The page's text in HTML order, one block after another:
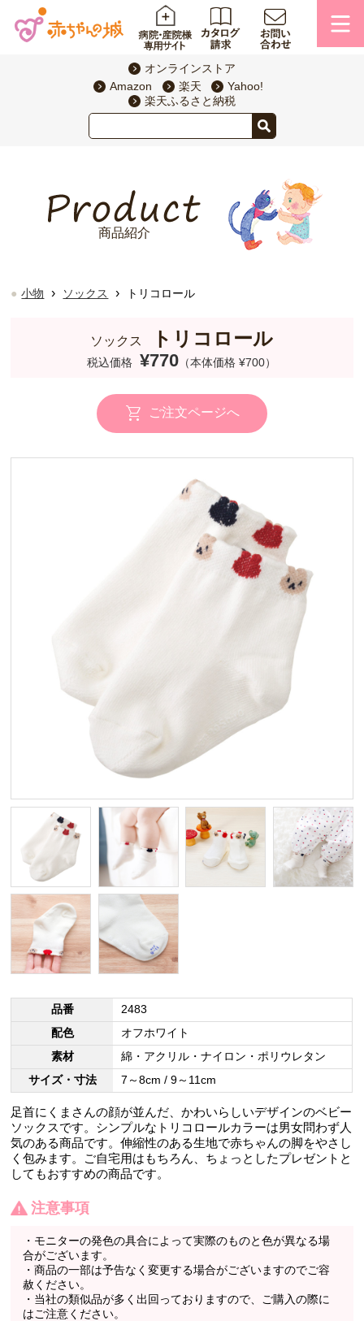
オンラインストア
Amazon
楽天
Yahoo!
楽天ふるさと納税
商品紹介
小物 › ソックス › トリコロール
ソックス トリコロール
税込価格 ¥770 （本体価格 ¥700）
ご注文ページへ
品番
2483
配色
オフホワイト
素材
綿・アクリル・ナイロン・ポリウレタン
サイズ・寸法
7～8cm / 9～11cm
足首にくまさんの顔が並んだ、かわいらしいデザインのベビー
ソックスです。シンプルなトリコロールカラーは男女問わず人
気のある商品です。伸縮性のある生地で赤ちゃんの脚をやさし
く包みます。ご自宅用はもちろん、ちょっとしたプレゼントと
してもおすすめの商品です。
注意事項
・モニターの発色の具合によって実際のものと色が異なる場
合がございます。
・商品の一部は予告なく変更する場合がございますのでご容
赦ください。
・当社の類似品が多く出回っておりますので、ご購入の際に
はご注意ください。